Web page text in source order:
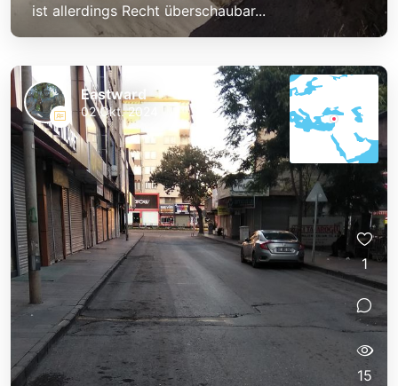
ist allerdings Recht überschaubar...
Eastward
02 Okt. 2024
1
15